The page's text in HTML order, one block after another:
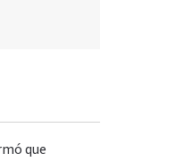
que